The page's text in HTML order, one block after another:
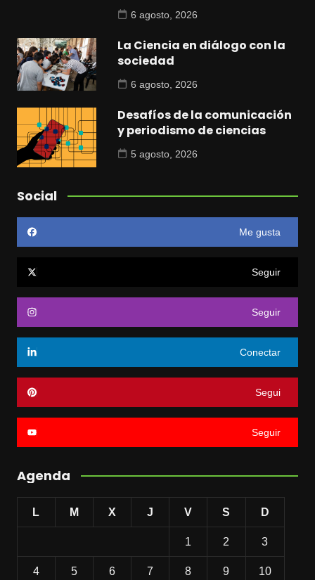
6 agosto, 2026
La Ciencia en diálogo con la
sociedad
6 agosto, 2026
Desafíos de la comunicación
y periodismo de ciencias
5 agosto, 2026
Social
Me gusta
Seguir
Seguir
Conectar
Segui
Seguir
Agenda
L M X J V S D
1 2 3
4 5 6 7 8 9 10